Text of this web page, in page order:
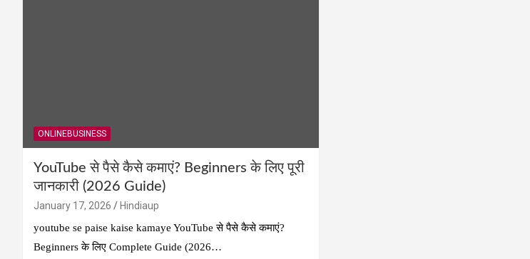
ONLINEBUSINESS
YouTube से पैसे कैसे कमाएं? Beginners के लिए पूरी
जानकारी (2026 Guide)
January 17, 2026
Hindiaup
youtube se paise kaise kamaye YouTube से पैसे कैसे कमाएं?
Beginners के लिए Complete Guide (2026…